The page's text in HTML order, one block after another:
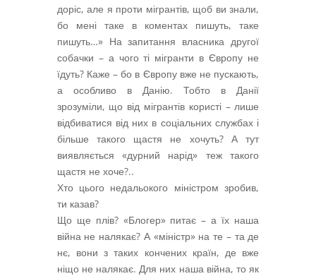
доріс, але я проти мігрантів, щоб ви знали,
бо мені таке в коментах пишуть, таке
пишуть…» На запитання власника другої
собачки – а чого ті мігранти в Європу не
їдуть? Каже – бо в Європу вже не пускають,
а особливо в Данію. Тобто в Данії
зрозуміли, що від мігрантів користі – лише
відбиватися від них в соціальних службах і
більше такого щастя не хочуть? А тут
виявляється «дурний нарід» теж такого
щастя не хоче?..
Хто цього недальокого міністром зробив,
ти казав?
Що ще плів? «Блогер» питає – а їх наша
війна не налякає? А «міністр» на те – та де
нє, вони з таких кончених країн, де вже
ніщо не налякає. Для них наша війна, то як